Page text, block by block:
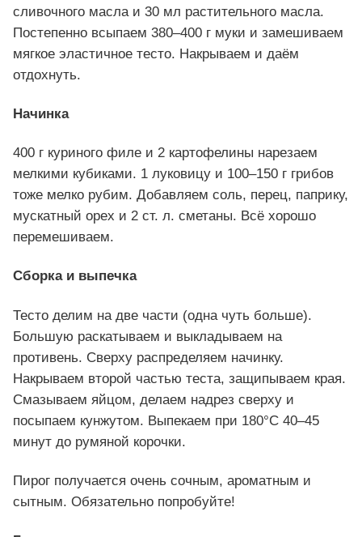
сливочного масла и 30 мл растительного масла.
Постепенно всыпаем 380–400 г муки и замешиваем
мягкое эластичное тесто. Накрываем и даём
отдохнуть.
Начинка
400 г куриного филе и 2 картофелины нарезаем
мелкими кубиками. 1 луковицу и 100–150 г грибов
тоже мелко рубим. Добавляем соль, перец, паприку,
мускатный орех и 2 ст. л. сметаны. Всё хорошо
перемешиваем.
Сборка и выпечка
Тесто делим на две части (одна чуть больше).
Большую раскатываем и выкладываем на
противень. Сверху распределяем начинку.
Накрываем второй частью теста, защипываем края.
Смазываем яйцом, делаем надрез сверху и
посыпаем кунжутом. Выпекаем при 180°C 40–45
минут до румяной корочки.
Пирог получается очень сочным, ароматным и
сытным. Обязательно попробуйте!